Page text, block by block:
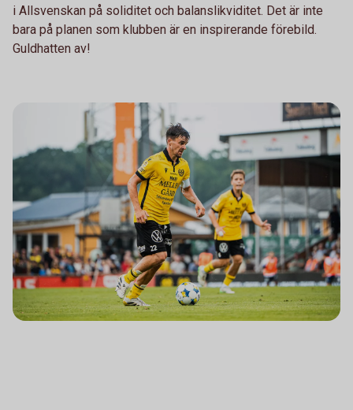
i Allsvenskan på soliditet och balanslikviditet. Det är inte
bara på planen som klubben är en inspirerande förebild.
Guldhatten av!